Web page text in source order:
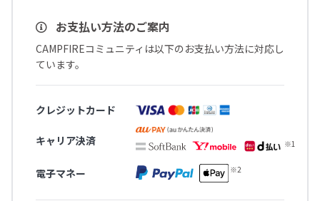
お支払い方法のご案内
CAMPFIREコミュニティは以下のお支払い方法に対応し
ています。
クレジットカード
キャリア決済
電子マネー